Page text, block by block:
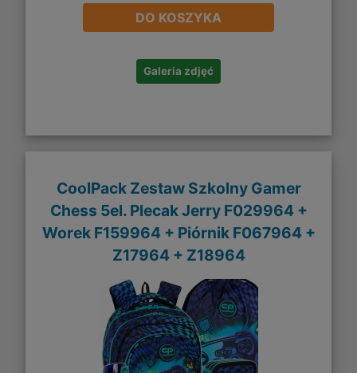
DO KOSZYKA
Galeria zdjęć
CoolPack Zestaw Szkolny Gamer
Chess 5el. Plecak Jerry F029964 +
Worek F159964 + Piórnik F067964 +
Z17964 + Z18964